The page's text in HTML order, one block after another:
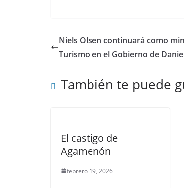
w
er
a
e
b
o
h
s
A
p
el
gr
a
e
di
t
l
Niels Olsen continuará como
Turismo en el Gobierno de
También te puede
El castigo de
Agamenón
febrero 19, 2026